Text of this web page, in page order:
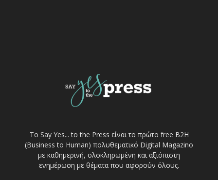
Το Say Yes... to the Press είναι το πρώτο free Β2Η
(Business to Human) πολυθεματικό Digital Magazino
με καθημερινή, ολοκληρωμένη και αξιόπιστη
ενημέρωση με θέματα που αφορούν όλους.